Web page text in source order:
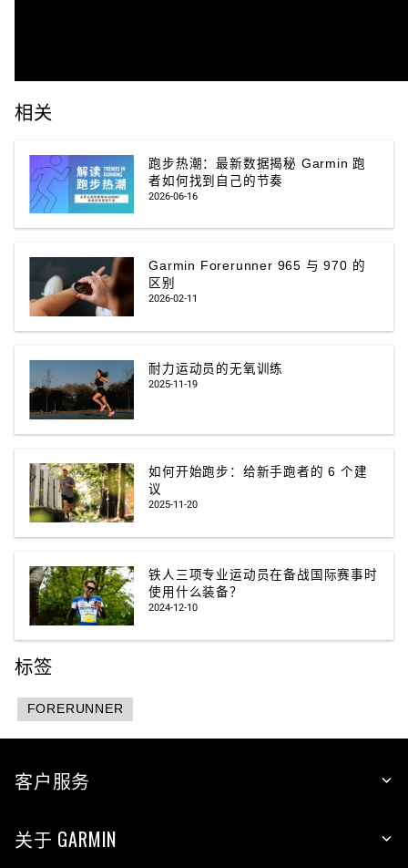
相关
跑步热潮：最新数据揭秘 Garmin 跑
者如何找到自己的节奏
2026-06-16
Garmin Forerunner 965 与 970 的
区别
2026-02-11
耐力运动员的无氧训练
2025-11-19
如何开始跑步：给新手跑者的 6 个建
议
2025-11-20
铁人三项专业运动员在备战国际赛事时
使用什么装备？
2024-12-10
标签
FORERUNNER
客户服务
关于 GARMIN